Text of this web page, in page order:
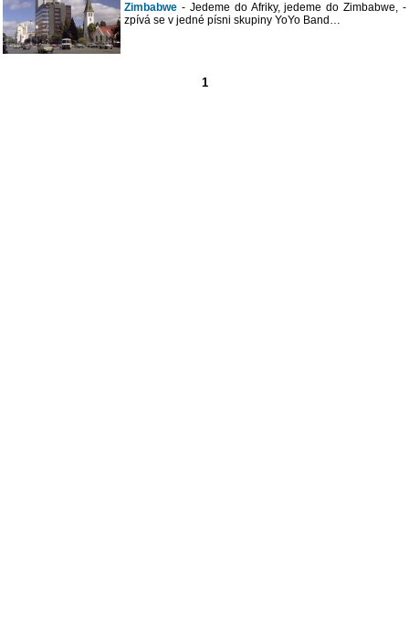
Zimbabwe - Jedeme do Afriky, jedeme do Zimbabwe, -
zpívá se v jedné písni skupiny YoYo Band…
1